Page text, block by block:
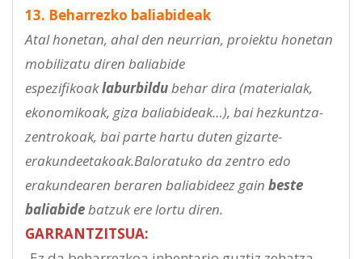
13. Beharrezko baliabideak
Atal honetan, ahal den neurrian, proiektu honetan
mobilizatu diren baliabide
espezifikoaklaburbildubehar dira (materialak,
ekonomikoak, giza baliabideak…), bai hezkuntza-
zentrokoak, bai parte hartu duten gizarte-
erakundeetakoak.Baloratuko da zentro edo
erakundearen beraren baliabideez gain beste
baliabidebatzuk ere lortu diren.
GARRANTZITSUA: